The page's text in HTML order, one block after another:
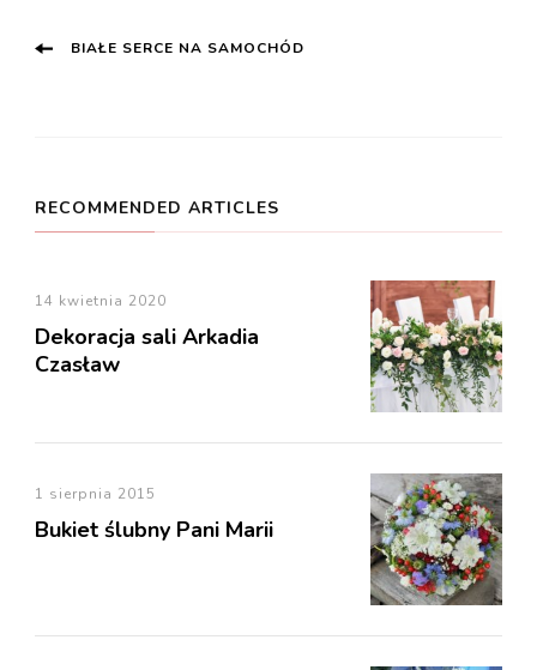
Post
BIAŁE SERCE NA SAMOCHÓD
RECOMMENDED ARTICLES
14 kwietnia 2020
Dekoracja sali Arkadia
Czasław
1 sierpnia 2015
Bukiet ślubny Pani Marii